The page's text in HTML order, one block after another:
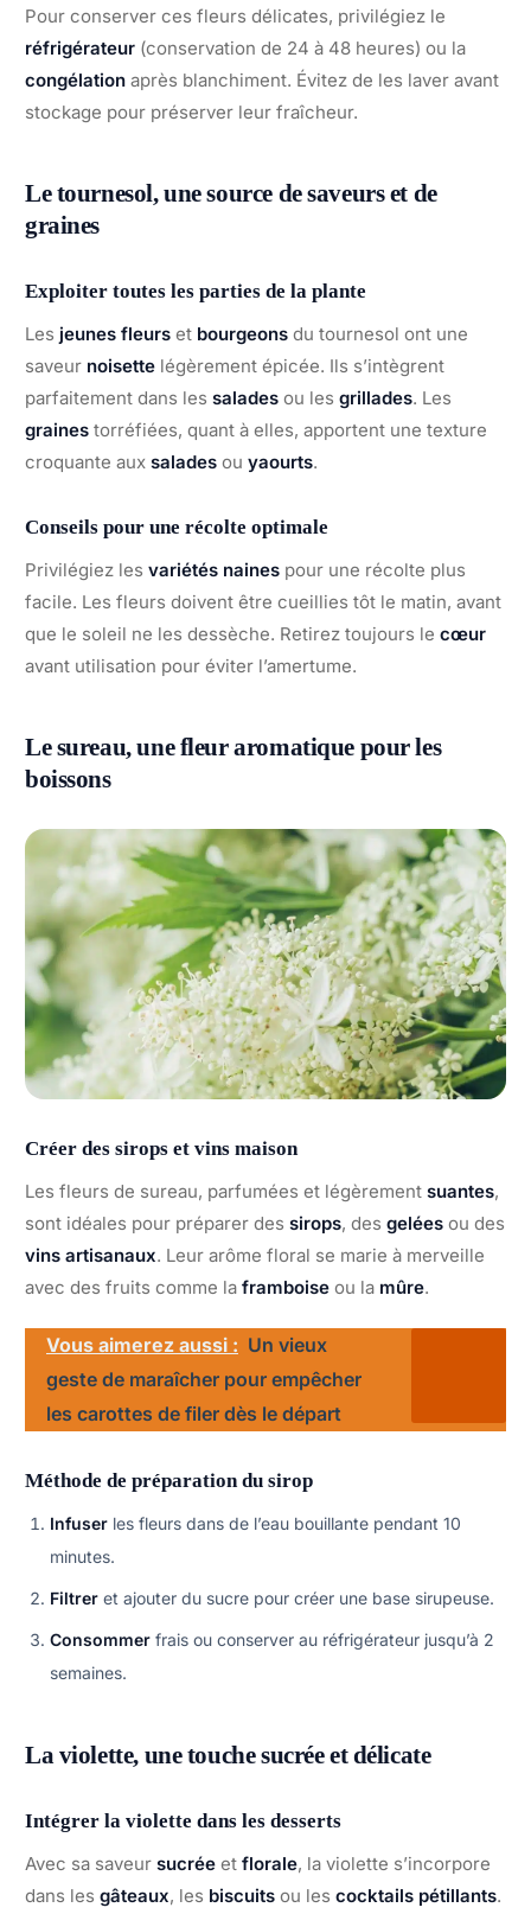
Pour conserver ces fleurs délicates, privilégiez le
réfrigérateur (conservation de 24 à 48 heures) ou la
congélation après blanchiment. Évitez de les laver avant
stockage pour préserver leur fraîcheur.
Le tournesol, une source de saveurs et de
graines
Exploiter toutes les parties de la plante
Les jeunes fleurs et bourgeons du tournesol ont une
saveur noisette légèrement épicée. Ils s’intègrent
parfaitement dans les salades ou les grillades. Les
graines torréfiées, quant à elles, apportent une texture
croquante aux salades ou yaourts.
Conseils pour une récolte optimale
Privilégiez les variétés naines pour une récolte plus
facile. Les fleurs doivent être cueillies tôt le matin, avant
que le soleil ne les dessèche. Retirez toujours le cœur
avant utilisation pour éviter l’amertume.
Le sureau, une fleur aromatique pour les
boissons
Créer des sirops et vins maison
Les fleurs de sureau, parfumées et légèrement suantes,
sont idéales pour préparer des sirops, des gelées ou des
vins artisanaux. Leur arôme floral se marie à merveille
avec des fruits comme la framboise ou la mûre.
Vous aimerez aussi : Un vieux
geste de maraîcher pour empêcher
les carottes de filer dès le départ
Méthode de préparation du sirop
Infuser les fleurs dans de l’eau bouillante pendant 10
minutes.
Filtrer et ajouter du sucre pour créer une base sirupeuse.
Consommer frais ou conserver au réfrigérateur jusqu’à 2
semaines.
La violette, une touche sucrée et délicate
Intégrer la violette dans les desserts
Avec sa saveur sucrée et florale, la violette s’incorpore
dans les gâteaux, les biscuits ou les cocktails pétillants.